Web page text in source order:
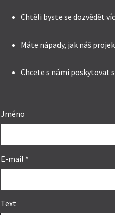
Chtěli byste se dozvědět
Máte nápady, jak náš
Chcete s námi poskytovat
Jméno
E-mail *
Text